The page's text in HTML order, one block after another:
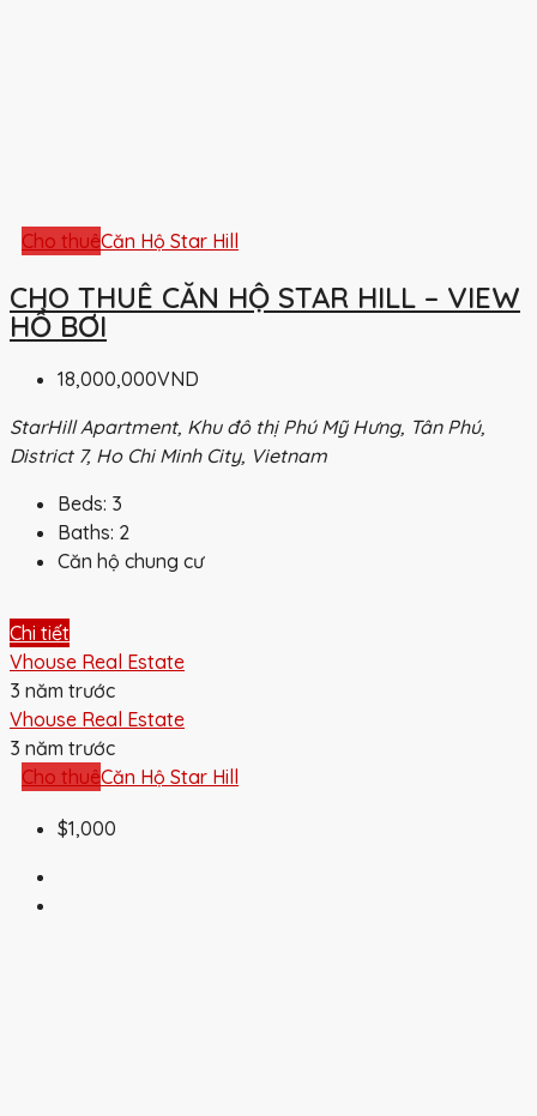
Cho thuêCăn Hộ Star Hill
CHO THUÊ CĂN HỘ STAR HILL – VIEW
HỒ BƠI
18,000,000VND
StarHill Apartment, Khu đô thị Phú Mỹ Hưng, Tân Phú,
District 7, Ho Chi Minh City, Vietnam
Beds: 3
Baths: 2
Căn hộ chung cư
Chi tiết
Vhouse Real Estate
3 năm trước
Vhouse Real Estate
3 năm trước
Cho thuêCăn Hộ Star Hill
$1,000